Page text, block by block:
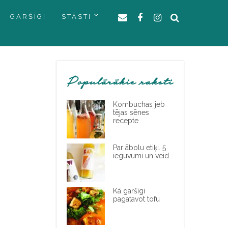
GARŠĪGI STĀSTI
Populārākie raksti
Kombuchas jeb
tējas sēnes
recepte
Par ābolu etiķi. 5
ieguvumi un veid...
Kā garšīgi
pagatavot tofu